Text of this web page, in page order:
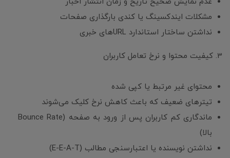
مشکلات ایندکسینگ یا کندی بارگذاری صفحات
نداشتن ساختار استاندارد URLهای خبری
3. کیفیت محتوا و نرخ تعامل کاربران
محتوای غیر مرتبط یا کپی شده
تیترهای ضعیف که باعث کاهش نرخ کلیک می‌شوند
ماندگاری کم کاربران پس از ورود به صفحه (Bounce Rate
بالا)
نداشتن نویسنده یا اعتبارسنجی مطالب (E-E-A-T)